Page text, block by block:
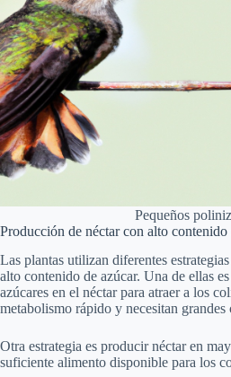
Pequeños
Producción de néctar con alto contenido
Las plantas utilizan diferentes
alto contenido de azúcar. Una de ellas
azúcares en el néctar para atraer a los
metabolismo rápido y necesitan grandes
Otra estrategia es producir néctar en
suficiente alimento disponible para los